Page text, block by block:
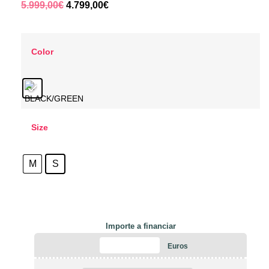
5.999,00€ 4.799,00€
Color
Size
M S
Importe a financiar
Euros